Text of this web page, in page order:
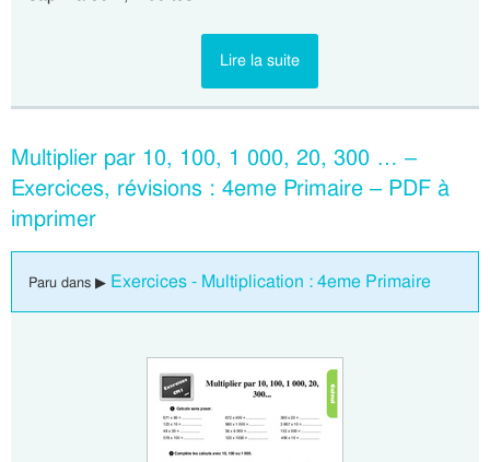
Lire la suite
Multiplier par 10, 100, 1 000, 20, 300 … –
Exercices, révisions : 4eme Primaire – PDF à
imprimer
Paru dans ▶ Exercices - Multiplication : 4eme Primaire